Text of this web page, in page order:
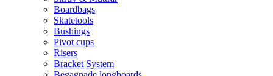
Boardbags
Skatetools
Bushings
Pivot cups
Risers
Bracket System